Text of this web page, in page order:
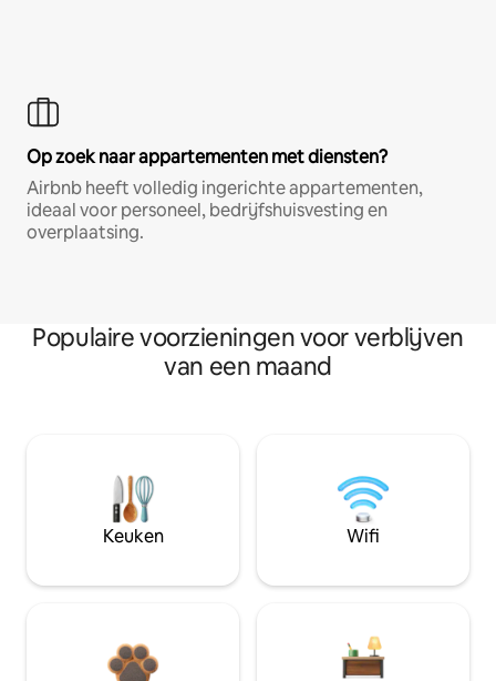
Op zoek naar appartementen met diensten?
Airbnb heeft volledig ingerichte appartementen,
ideaal voor personeel, bedrijfshuisvesting en
overplaatsing.
Populaire voorzieningen voor verblijven
van een maand
Keuken Wifi